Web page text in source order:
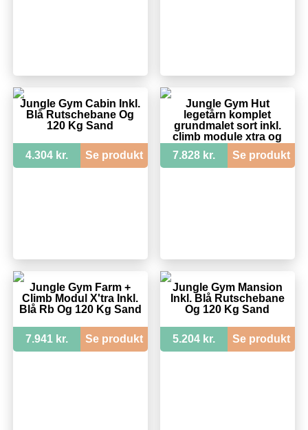
Jungle Gym Cabin Inkl.
Blå Rutschebane Og
120 Kg Sand
4.304 kr. Se produkt
Jungle Gym Hut
legetårn komplet
grundmalet sort inkl.
climb module xtra og
282CX
7.828 kr. Se produkt
Jungle Gym Farm +
Climb Modul X'tra Inkl.
Blå Rb Og 120 Kg Sand
7.941 kr. Se produkt
Jungle Gym Mansion
Inkl. Blå Rutschebane
Og 120 Kg Sand
5.204 kr. Se produkt